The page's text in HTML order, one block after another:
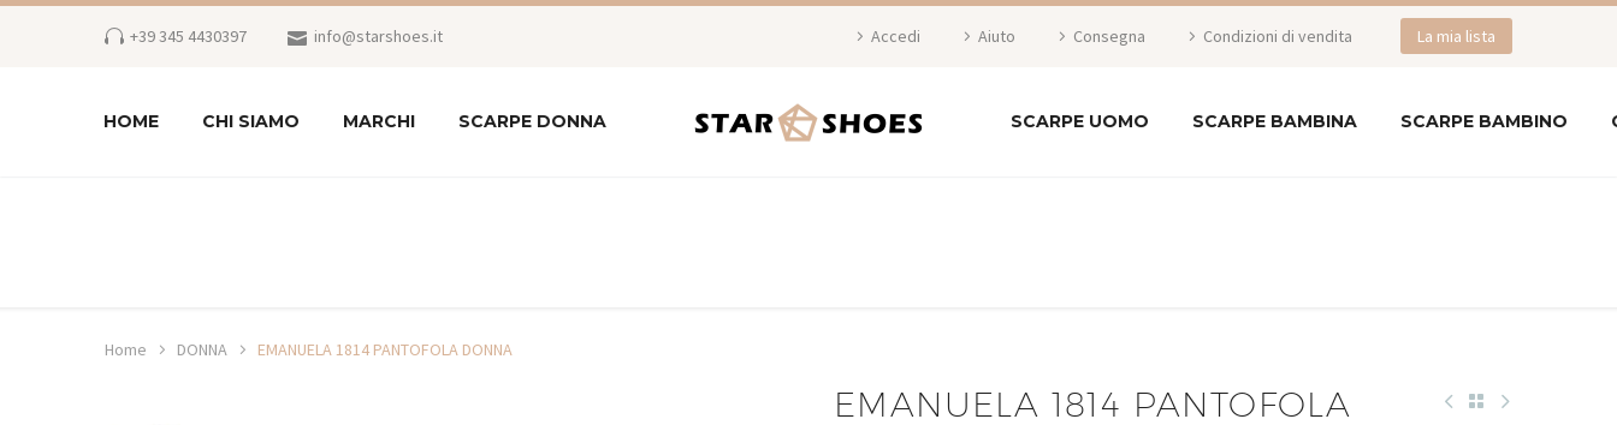
+39 345 4430397 info@starshoes.it Accedi Aiuto Consegna Condizioni di vendita La mia lista
HOME CHI SIAMO MARCHI SCARPE DONNA SCARPE UOMO SCARPE BAMBINA SCARPE BAMBINO
Home DONNA EMANUELA 1814 PANTOFOLA DONNA
EMANUELA 1814 PANTOFOLA